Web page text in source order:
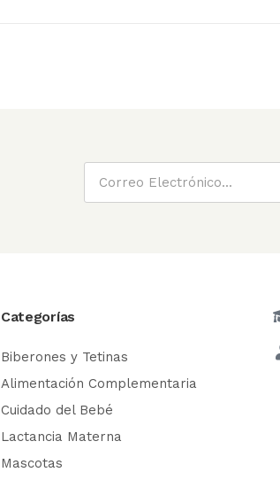
Categorías
Biberones y Tetinas
Alimentación Complementaria
Cuidado del Bebé
Lactancia Materna
Mascotas